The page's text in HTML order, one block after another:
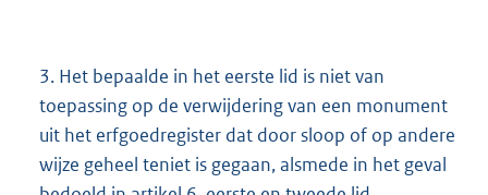
3. Het bepaalde in het eerste lid is niet van
toepassing op de verwijdering van een monument
uit het erfgoedregister dat door sloop of op andere
wijze geheel teniet is gegaan, alsmede in het geval